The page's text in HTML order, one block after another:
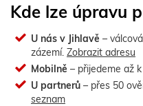
Kde lze úpravu
U nás v Jihlavě –
zázemí. Zobrazit adresu
Mobilně – přijedeme až
U partnerů – přes 50
seznam